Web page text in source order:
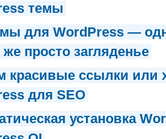
темы
для WordPress —
же просто загляденье
красивые ссылки или
для SEO
установка